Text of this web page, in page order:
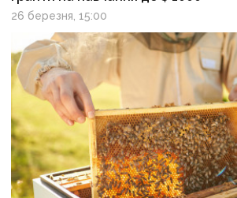
26 березня, 15:00